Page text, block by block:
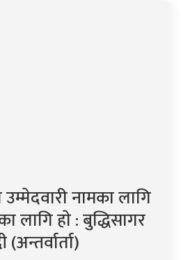
नामका लागि
लागि हाे : बुद्धिसागर